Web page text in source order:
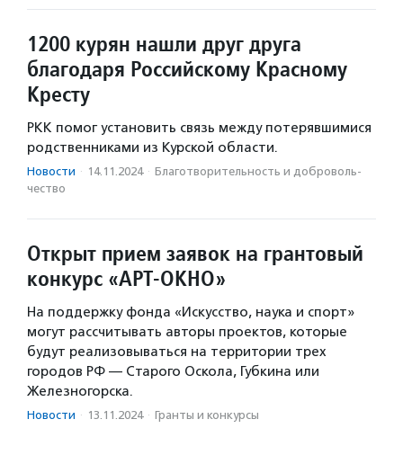
1200 курян нашли друг друга
благодаря Российскому Красному
Кресту
РКК помог установить связь между потерявшимися
родственниками из Курской области.
Новости · 14.11.2024 · Благотвори­тель­ность и доброволь­
чест­во
Открыт прием заявок на грантовый
конкурс «АРТ-ОКНО»
На поддержку фонда «Искусство, наука и спорт»
могут рассчитывать авторы проектов, которые
будут реализовываться на территории трех
городов РФ — Старого Оскола, Губкина или
Железногорска.
Новости · 13.11.2024 · Гранты и конкурсы